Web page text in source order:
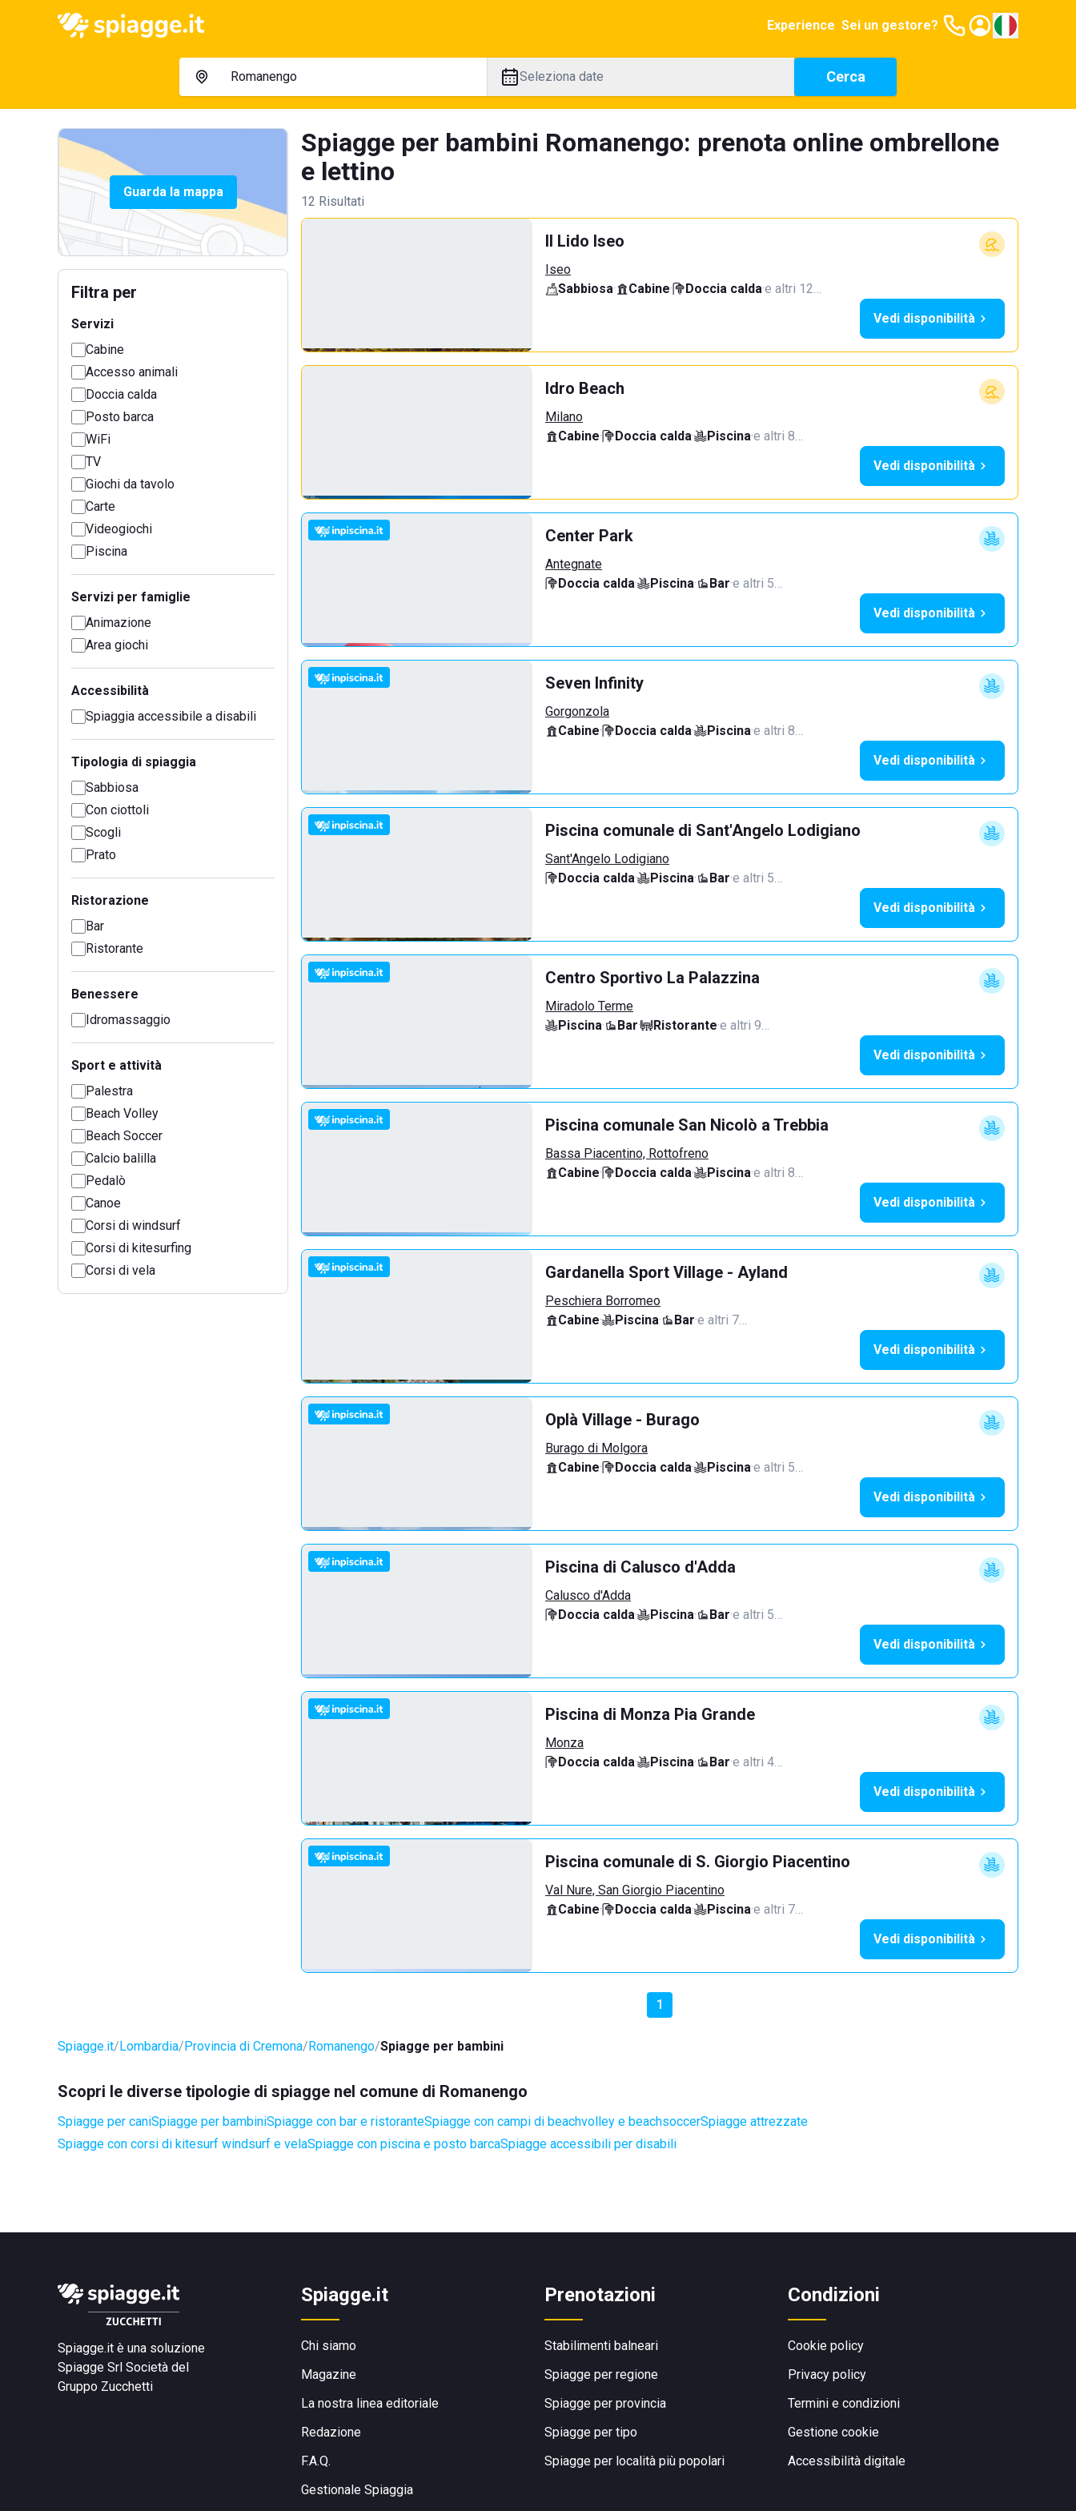
Experience Sei un gestore?
Seleziona date Cerca
Guarda la mappa
Filtra per
Servizi
Cabine
Accesso animali
Doccia calda
Posto barca
WiFi
TV
Giochi da tavolo
Carte
Videogiochi
Piscina
Servizi per famiglie
Animazione
Area giochi
Accessibilità
Spiaggia accessibile a disabili
Tipologia di spiaggia
Sabbiosa
Con ciottoli
Scogli
Prato
Ristorazione
Bar
Ristorante
Benessere
Idromassaggio
Sport e attività
Palestra
Beach Volley
Beach Soccer
Calcio balilla
Pedalò
Canoe
Corsi di windsurf
Corsi di kitesurfing
Corsi di vela
Spiagge per bambini Romanengo: prenota online ombrellone
e lettino
12 Risultati
Il Lido Iseo
Iseo
Sabbiosa· Cabine· Doccia calda·e altri 12…
Vedi disponibilità
Idro Beach
Milano
Cabine· Doccia calda· Piscina·e altri 8…
Vedi disponibilità
Center Park
Antegnate
Doccia calda· Piscina· Bar·e altri 5…
Vedi disponibilità
Seven Infinity
Gorgonzola
Cabine· Doccia calda· Piscina·e altri 8…
Vedi disponibilità
Piscina comunale di Sant'Angelo Lodigiano
Sant'Angelo Lodigiano
Doccia calda· Piscina· Bar·e altri 5…
Vedi disponibilità
Centro Sportivo La Palazzina
Miradolo Terme
Piscina· Bar· Ristorante·e altri 9…
Vedi disponibilità
Piscina comunale San Nicolò a Trebbia
Bassa Piacentino, Rottofreno
Cabine· Doccia calda· Piscina·e altri 8…
Vedi disponibilità
Gardanella Sport Village - Ayland
Peschiera Borromeo
Cabine· Piscina· Bar·e altri 7…
Vedi disponibilità
Oplà Village - Burago
Burago di Molgora
Cabine· Doccia calda· Piscina·e altri 5…
Vedi disponibilità
Piscina di Calusco d'Adda
Calusco d'Adda
Doccia calda· Piscina· Bar·e altri 5…
Vedi disponibilità
Piscina di Monza Pia Grande
Monza
Doccia calda· Piscina· Bar·e altri 4…
Vedi disponibilità
Piscina comunale di S. Giorgio Piacentino
Val Nure, San Giorgio Piacentino
Cabine· Doccia calda· Piscina·e altri 7…
Vedi disponibilità
1
Spiagge.it Lombardia Provincia di Cremona Romanengo Spiagge per bambini
Scopri le diverse tipologie di spiagge nel comune di Romanengo
Spiagge per caniSpiagge per bambiniSpiagge con bar e ristoranteSpiagge con campi di beachvolley e beachsoccerSpiagge attrezzate
Spiagge con corsi di kitesurf windsurf e velaSpiagge con piscina e posto barcaSpiagge accessibili per disabili
Spiagge.it è una soluzione
Spiagge Srl Società del
Gruppo Zucchetti
Spiagge.it
Chi siamo
Magazine
La nostra linea editoriale
Redazione
F.A.Q.
Gestionale Spiaggia
Prenotazioni
Stabilimenti balneari
Spiagge per regione
Spiagge per provincia
Spiagge per tipo
Spiagge per località più popolari
Condizioni
Cookie policy
Privacy policy
Termini e condizioni
Gestione cookie
Accessibilità digitale